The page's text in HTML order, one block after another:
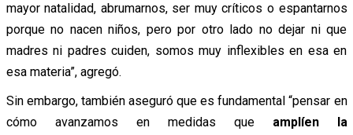
mayor natalidad, abrumarnos, ser muy críticos o espantarnos
porque no nacen niños, pero por otro lado no dejar ni que
madres ni padres cuiden, somos muy inflexibles en esa en
esa materia”, agregó.
Sin embargo, también aseguró que es fundamental “pensar en
cómo avanzamos en medidas que amplíen la